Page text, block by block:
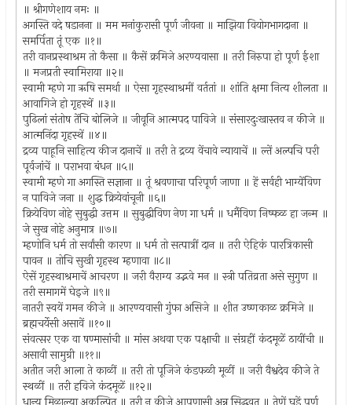
॥ श्रीगणेशाय नमः ॥
अगस्ति वदे षडानना ॥ मम मनांकुरासी पूर्ण जीवना ॥ माझिया वियोगभागदाना ॥
समर्पिता तूं एक ॥१॥
तरी वानप्रस्थाश्रम तो कैसा ॥ कैसें क्रमिजे अरण्यवासा ॥ तरी निरुपा हो पूर्ण ईशा
॥ मजप्रती स्वामिराया ॥२॥
स्वामी म्हणे गा ऋषि समर्था ॥ ऐसा गृहस्थाश्रमीं वर्ततां ॥ शांति क्षमा नित्य शीलता ॥
आवागिजे हो गृहस्थें ॥३॥
पुढिलां संतोष तेंचि बोलिजे ॥ जीवूनि आत्मपद पाविजे ॥ संसारदुःखास्तव न कीजे ॥
आत्मनिंदा गृहस्थें ॥४॥
द्रव्य पाहूनि साहित्य कीज दानाचें ॥ तरी ते द्रव्य वेंचावे न्यायाचें ॥ ल्तें अल्पचि परी
पूर्वजांचें ॥ पराभवा बंधन ॥५॥
स्वामी म्हणे गा अगस्ति सज्ञाना ॥ तूं श्रवणाचा परिपूर्ण जाणा ॥ हें सर्वही भाग्येंविण
न पाविजे जना ॥ शुद्ध क्रियेवांचूनी ॥६॥
क्रियेविण नोहे सुबुद्धी उत्तम ॥ सुबुद्धीविण नेण गा धर्म ॥ धर्मैविण निष्फळ हा जन्म ॥
जे सुख नोहे अनुमात्र ॥७॥
म्हणोनि धर्म तो सर्वांसी कारण ॥ धर्म तो सत्पात्रीं दान ॥ तरी ऐहिकं पारत्रिकासी
पावन ॥ तोचि सुखी गृहस्थ म्हणावा ॥८॥
ऐसें गृहस्थाश्रमाचें आचरण ॥ जरी वैराग्य उद्भवे मन ॥ स्त्री पतिव्रता असे सुगुण ॥
तरी समागमें घेइजे ॥९॥
नातरी स्वयें गमन कीजे ॥ आरण्यवासी गुंफा असिजे ॥ शीत उष्णकाळ क्रमिजे ॥
ब्रह्मचर्येसी असावें ॥१०॥
संवत्सर एक वा षण्मासांची ॥ मांस अथवा एक पक्षाची ॥ संग्रहीं कंदमूळें ठायींची ॥
असावी सामुग्री ॥११॥
अतीत जरी आला ते काळीं ॥ तरी तो पूजिजे कंडफळी मूळीं ॥ जरी वैश्वदेव कीजे ते
स्थळीं ॥ तरी हविजे कंदमूळें ॥१२॥